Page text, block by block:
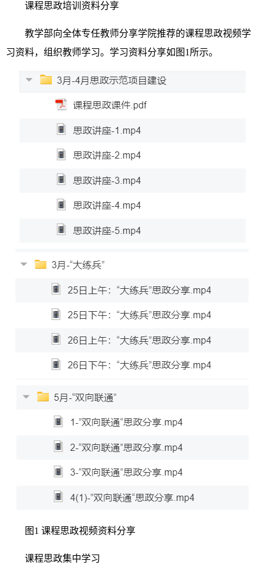
课程思政培训资料分享
教学部向全体专任教师分享学院推荐的课程思政视频学
习资料，组织教师学习。学习资料分享如图1所示。
图1 课程思政视频资料分享
课程思政集中学习